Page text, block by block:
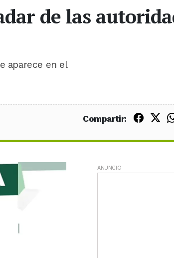
de las
aparece en el
Compartir:
ANUNCIO